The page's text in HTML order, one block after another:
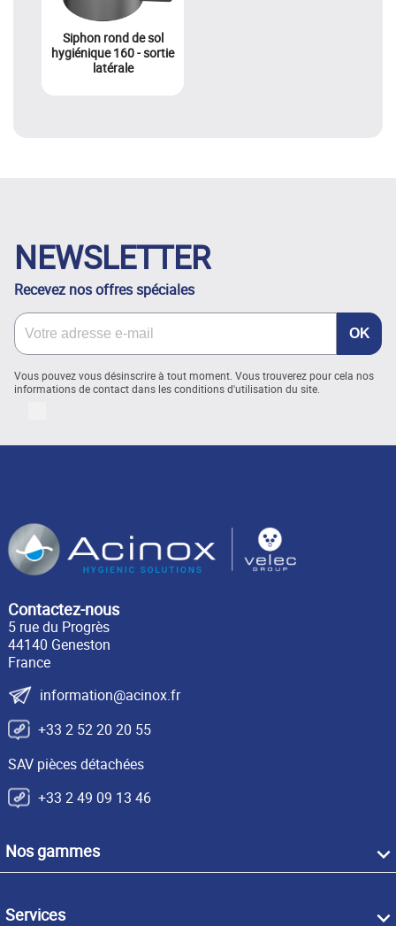
Siphon rond de sol
hygiénique 160 - sortie
latérale
NEWSLETTER
Recevez nos offres spéciales
Vous pouvez vous désinscrire à tout moment. Vous trouverez pour cela nos
informations de contact dans les conditions d'utilisation du site.
Contactez-nous
5 rue du Progrès
44140 Geneston
France
information@acinox.fr
+33 2 52 20 20 55
SAV pièces détachées
+33 2 49 09 13 46
Nos gammes
Services